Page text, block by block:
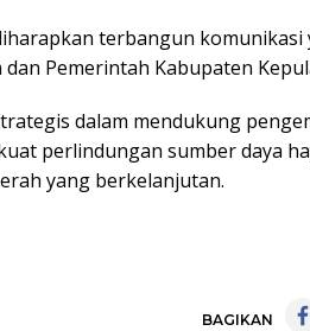
terbangun komunikasi
Pemerintah Kabupaten
dalam mendukung
perlindungan sumber daya
yang berkelanjutan.
BAGIKAN